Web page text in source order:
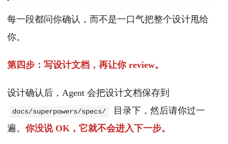
每一段都问你确认，而不是一口气把整个设计甩给
你。
第四步：写设计文档，再让你 review。
设计确认后，Agent 会把设计文档保存到
docs/superpowers/specs/
目录下，然后请你过一
遍。你没说 OK，它就不会进入下一步。